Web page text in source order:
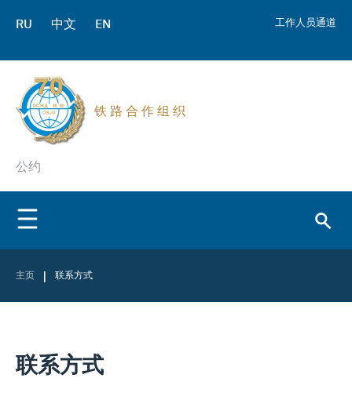
RU 中文 EN 工作人员通道
铁 路 合 作 组 织
公约
主页 | 联系方式
联系方式